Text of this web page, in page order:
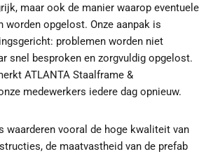
maar ook de manier waarop eventuele
worden opgelost. Onze aanpak is
problemen worden niet
snel besproken en zorgvuldig opgelost.
ATLANTA Staalframe &
medewerkers iedere dag opnieuw.
waarderen vooral de hoge kwaliteit van
de maatvastheid van de prefab